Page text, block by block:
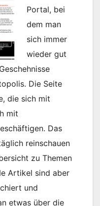
Portal, bei
dem man
sich immer
wieder gut
Die Seite
die sich mit
mit
Das
reinschauen
zu Themen
Artikel sind aber
und
etwas über die